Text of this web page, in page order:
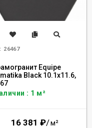
26467
Equipe
Black 10.1x11.6,
: 1 м²
16 381 ₽/м²